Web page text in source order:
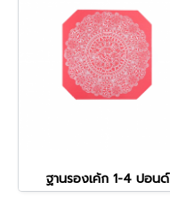
ฐานรองเค้ก 1-4 ปอนด์